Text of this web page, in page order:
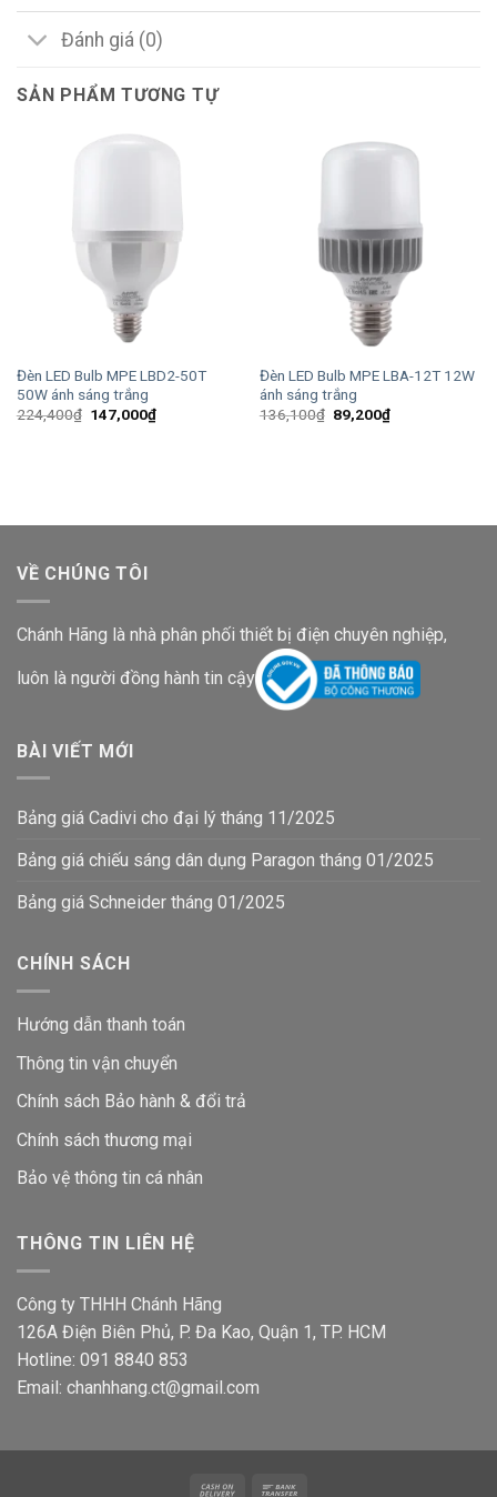
Đánh giá (0)
SẢN PHẨM TƯƠNG TỰ
Đèn LED Bulb MPE LBD2-50T
50W ánh sáng trắng
224,400₫ Giá
147,000₫Giá
hiện
Đèn LED Bulb MPE LBA-12T 12W
ánh sáng trắng
136,100₫ Giá
gốc
89,200₫Giá
hiện
VỀ CHÚNG TÔI
Chánh Hãng là nhà phân phối thiết bị điện chuyên nghiệp,
luôn là người đồng hành tin cậy
BÀI VIẾT MỚI
Bảng giá Cadivi cho đại lý tháng 11/2025
Bảng giá chiếu sáng dân dụng Paragon tháng 01/2025
Bảng giá Schneider tháng 01/2025
CHÍNH SÁCH
Hướng dẫn thanh toán
Thông tin vận chuyển
Chính sách Bảo hành & đổi trả
Chính sách thương mại
Bảo vệ thông tin cá nhân
THÔNG TIN LIÊN HỆ
Công ty THHH Chánh Hãng
126A Điện Biên Phủ, P. Đa Kao, Quận 1, TP. HCM
Hotline: 091 8840 853
Email: chanhhang.ct@gmail.com
Cash